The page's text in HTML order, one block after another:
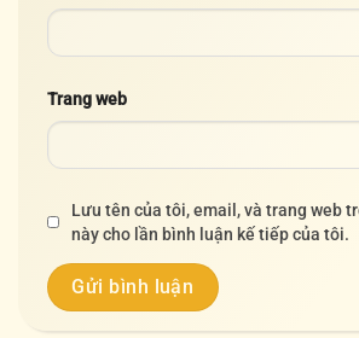
Trang web
Lưu tên của tôi, email, và trang web
này cho lần bình luận kế tiếp của tôi.